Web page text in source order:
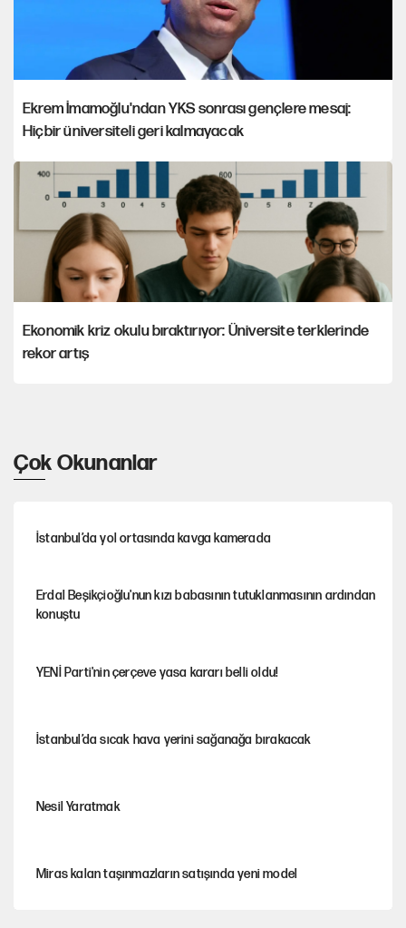
Ekrem İmamoğlu'ndan YKS sonrası gençlere mesaj:
Hiçbir üniversiteli geri kalmayacak
Ekonomik kriz okulu bıraktırıyor: Üniversite terklerinde
rekor artış
Çok Okunanlar
İstanbul’da yol ortasında kavga kamerada
Erdal Beşikçioğlu'nun kızı babasının tutuklanmasının ardından
konuştu
YENİ Parti'nin çerçeve yasa kararı belli oldu!
İstanbul’da sıcak hava yerini sağanağa bırakacak
Nesil Yaratmak
Miras kalan taşınmazların satışında yeni model